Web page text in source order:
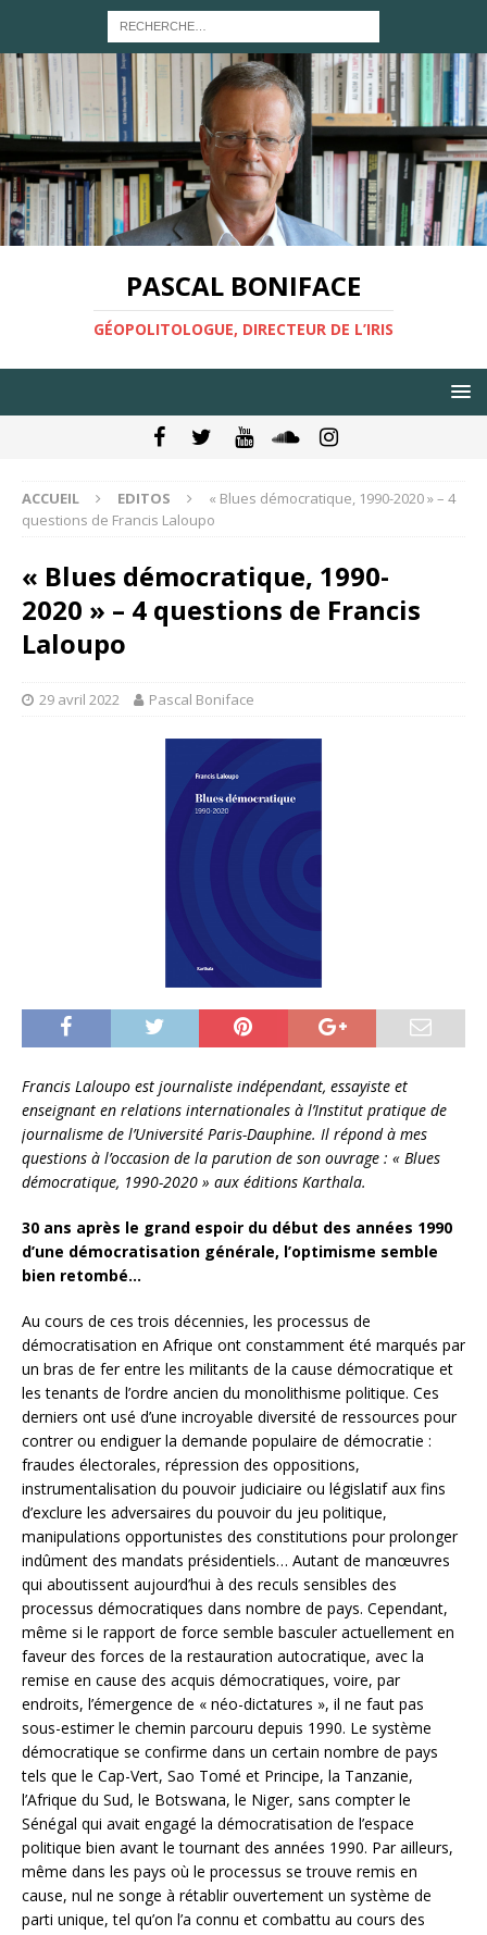
PASCAL BONIFACE
GÉOPOLITOLOGUE, DIRECTEUR DE L’IRIS
ACCUEIL EDITOS
« Blues démocratique, 1990-2020 » – 4
questions de Francis Laloupo
« Blues démocratique, 1990-
2020 » – 4 questions de Francis
Laloupo
29 avril 2022 Pascal Boniface
Francis Laloupo est journaliste indépendant, essayiste et
enseignant en relations internationales à l’Institut pratique de
journalisme de l’Université Paris-Dauphine. Il répond à mes
questions à l’occasion de la parution de son ouvrage : « Blues
démocratique, 1990-2020 » aux éditions Karthala.
30 ans après le grand espoir du début des années 1990
d’une démocratisation générale, l’optimisme semble
bien retombé…
Au cours de ces trois décennies, les processus de
démocratisation en Afrique ont constamment été marqués par
un bras de fer entre les militants de la cause démocratique et
les tenants de l’ordre ancien du monolithisme politique. Ces
derniers ont usé d’une incroyable diversité de ressources pour
contrer ou endiguer la demande populaire de démocratie :
fraudes électorales, répression des oppositions,
instrumentalisation du pouvoir judiciaire ou législatif aux fins
d’exclure les adversaires du pouvoir du jeu politique,
manipulations opportunistes des constitutions pour prolonger
indûment des mandats présidentiels… Autant de manœuvres
qui aboutissent aujourd’hui à des reculs sensibles des
processus démocratiques dans nombre de pays. Cependant,
même si le rapport de force semble basculer actuellement en
faveur des forces de la restauration autocratique, avec la
remise en cause des acquis démocratiques, voire, par
endroits, l’émergence de « néo-dictatures », il ne faut pas
sous-estimer le chemin parcouru depuis 1990. Le système
démocratique se confirme dans un certain nombre de pays
tels que le Cap-Vert, Sao Tomé et Principe, la Tanzanie,
l’Afrique du Sud, le Botswana, le Niger, sans compter le
Sénégal qui avait engagé la démocratisation de l’espace
politique bien avant le tournant des années 1990. Par ailleurs,
même dans les pays où le processus se trouve remis en
cause, nul ne songe à rétablir ouvertement un système de
parti unique, tel qu’on l’a connu et combattu au cours des